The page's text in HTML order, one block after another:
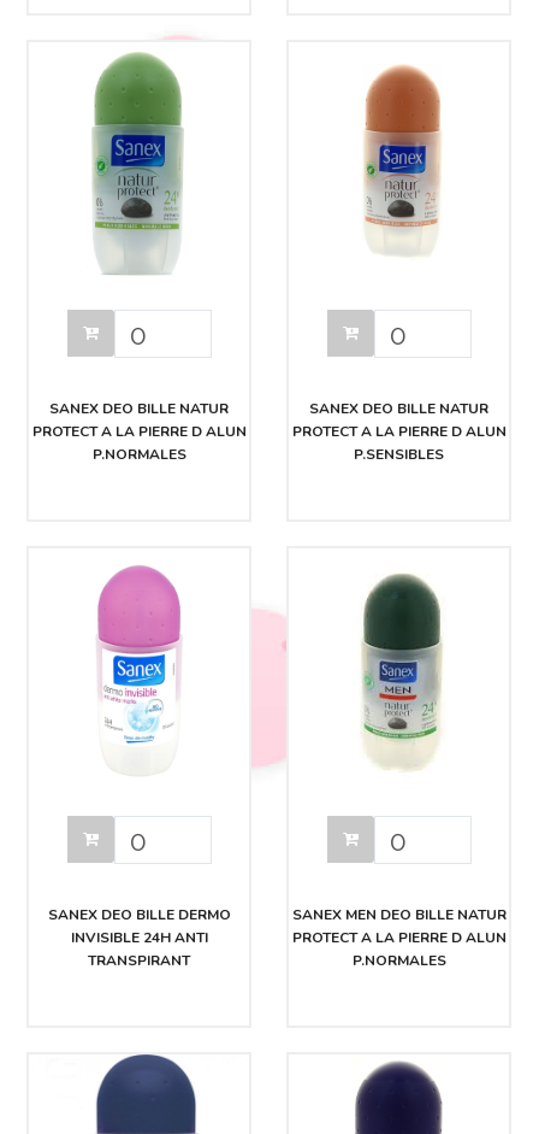
SANEX DEO BILLE NATUR
PROTECT A LA PIERRE D ALUN
P.NORMALES
SANEX DEO BILLE NATUR
PROTECT A LA PIERRE D ALUN
P.SENSIBLES
SANEX DEO BILLE DERMO
INVISIBLE 24H ANTI
TRANSPIRANT
SANEX MEN DEO BILLE NATUR
PROTECT A LA PIERRE D ALUN
P.NORMALES